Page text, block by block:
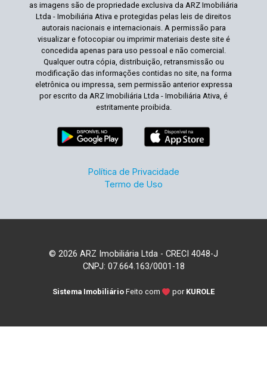
as imagens são de propriedade exclusiva da ARZ Imobiliária
Ltda - Imobiliária Ativa e protegidas pelas leis de direitos
autorais nacionais e internacionais. A permissão para
visualizar e fotocopiar ou imprimir materiais deste site é
concedida apenas para uso pessoal e não comercial.
Qualquer outra cópia, distribuição, retransmissão ou
modificação das informações contidas no site, na forma
eletrônica ou impressa, sem permissão anterior expressa
por escrito da ARZ Imobiliária Ltda - Imobiliária Ativa, é
estritamente proibida.
Política de Privacidade
Termo de Uso
© 2026 ARZ Imobiliária Ltda - CRECI 4048-J
CNPJ: 07.664.163/0001-18
Sistema Imobiliário Feito com por KUROLE